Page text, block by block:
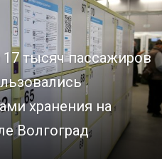
17 тысяч пассажиров
хранения на
Волгоград